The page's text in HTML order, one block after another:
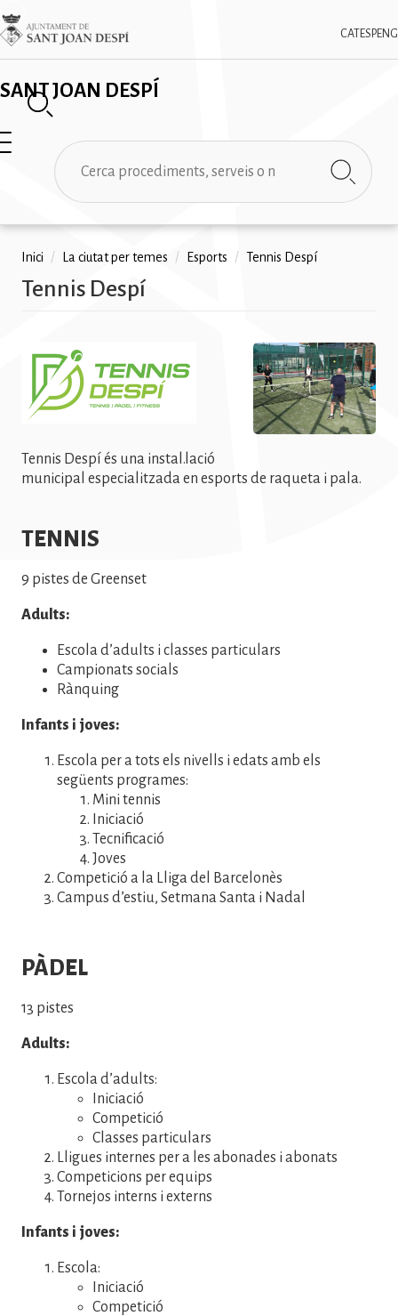
Vés
al
contingut
SANT JOAN DESPÍ
CAT ESPENG
Imatge
✕
Cerca
Fil
d'ariadna
Inici / La ciutat per temes / Esports / Tennis Despí
Tennis Despí
Tennis Despí és una instal.lació
municipal especialitzada en esports de raqueta i pala.
TENNIS
9 pistes de Greenset
Adults:
Escola d’adults i classes particulars
Campionats socials
Rànquing
Infants i joves:
Escola per a tots els nivells i edats amb els
següents programes:
Mini tennis
Iniciació
Tecnificació
Joves
Competició a la Lliga del Barcelonès
Campus d’estiu, Setmana Santa i Nadal
PÀDEL
13 pistes
Adults:
Escola d’adults:
Iniciació
Competició
Classes particulars
Lligues internes per a les abonades i abonats
Competicions per equips
Tornejos interns i externs
Infants i joves:
Escola:
Iniciació
Competició